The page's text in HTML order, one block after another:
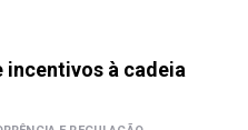
à cadeia